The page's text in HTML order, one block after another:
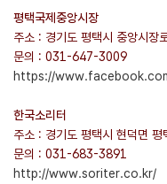
평택국제중앙시장
주소 : 경기도 평택시 중앙시
문의 : 031-647-3009
https://
한국소리터
주소 : 경기도 평택시 현덕면
문의 : 031-683-3891
http://www.soriter.co.kr/